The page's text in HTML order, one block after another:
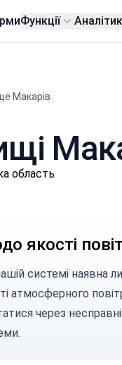
Функції
Макарів
область
якості
системі наявна
атмосферного
через